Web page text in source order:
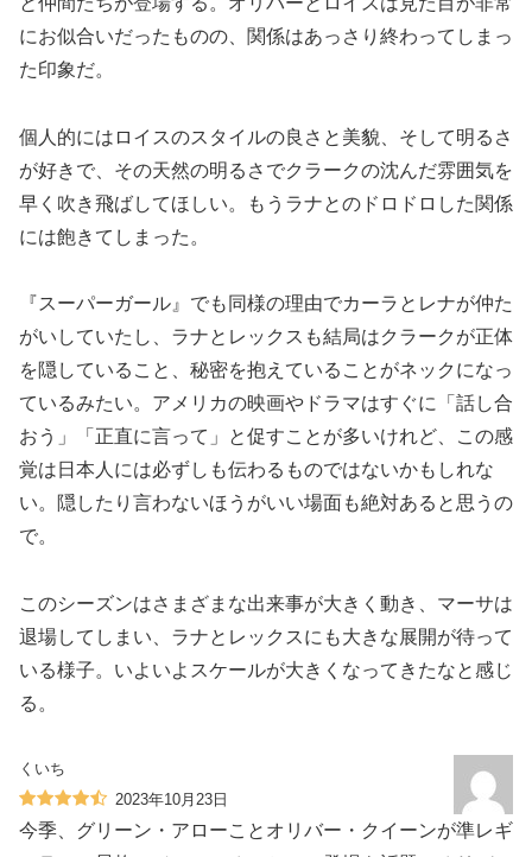
にお似合いだったものの、関係はあっさり終わってしまっ
た印象だ。
個人的にはロイスのスタイルの良さと美貌、そして明るさ
が好きで、その天然の明るさでクラークの沈んだ雰囲気を
早く吹き飛ばしてほしい。もうラナとのドロドロした関係
には飽きてしまった。
『スーパーガール』でも同様の理由でカーラとレナが仲た
がいしていたし、ラナとレックスも結局はクラークが正体
を隠していること、秘密を抱えていることがネックになっ
ているみたい。アメリカの映画やドラマはすぐに「話し合
おう」「正直に言って」と促すことが多いけれど、この感
覚は日本人には必ずしも伝わるものではないかもしれな
い。隠したり言わないほうがいい場面も絶対あると思うの
で。
このシーズンはさまざまな出来事が大きく動き、マーサは
退場してしまい、ラナとレックスにも大きな展開が待って
いる様子。いよいよスケールが大きくなってきたなと感じ
る。
くいち
2023年10月23日
今季、グリーン・アローことオリバー・クイーンが準レギ